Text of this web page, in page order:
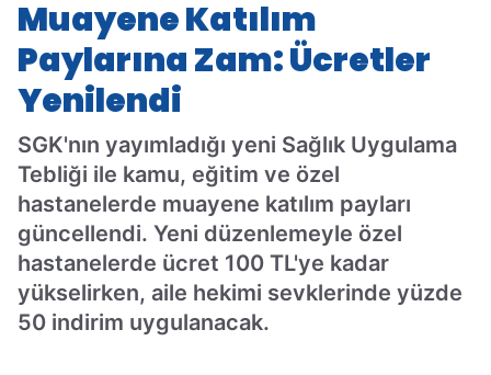
Muayene Katılım
Paylarına Zam: Ücretler
Yenilendi
SGK'nın yayımladığı yeni Sağlık Uygulama
Tebliği ile kamu, eğitim ve özel
hastanelerde muayene katılım payları
güncellendi. Yeni düzenlemeyle özel
hastanelerde ücret 100 TL'ye kadar
yükselirken, aile hekimi sevklerinde yüzde
50 indirim uygulanacak.